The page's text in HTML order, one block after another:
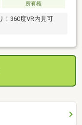
所有権
！360度VR内見可